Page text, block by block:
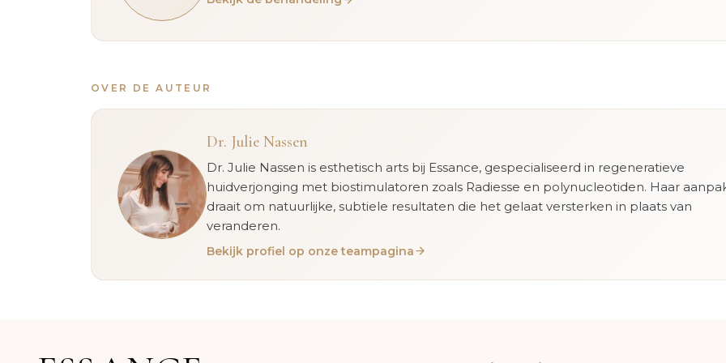
OVER DE AUTEUR
Dr. Julie Nassen
Dr. Julie Nassen is esthetisch arts bij Essance, gespecialiseerd in regeneratieve
huidverjonging met biostimulatoren zoals Radiesse en polynucleotiden. Haar
draait om natuurlijke, subtiele resultaten die het gelaat versterken in plaats van
veranderen.
Bekijk profiel op onze teampagina